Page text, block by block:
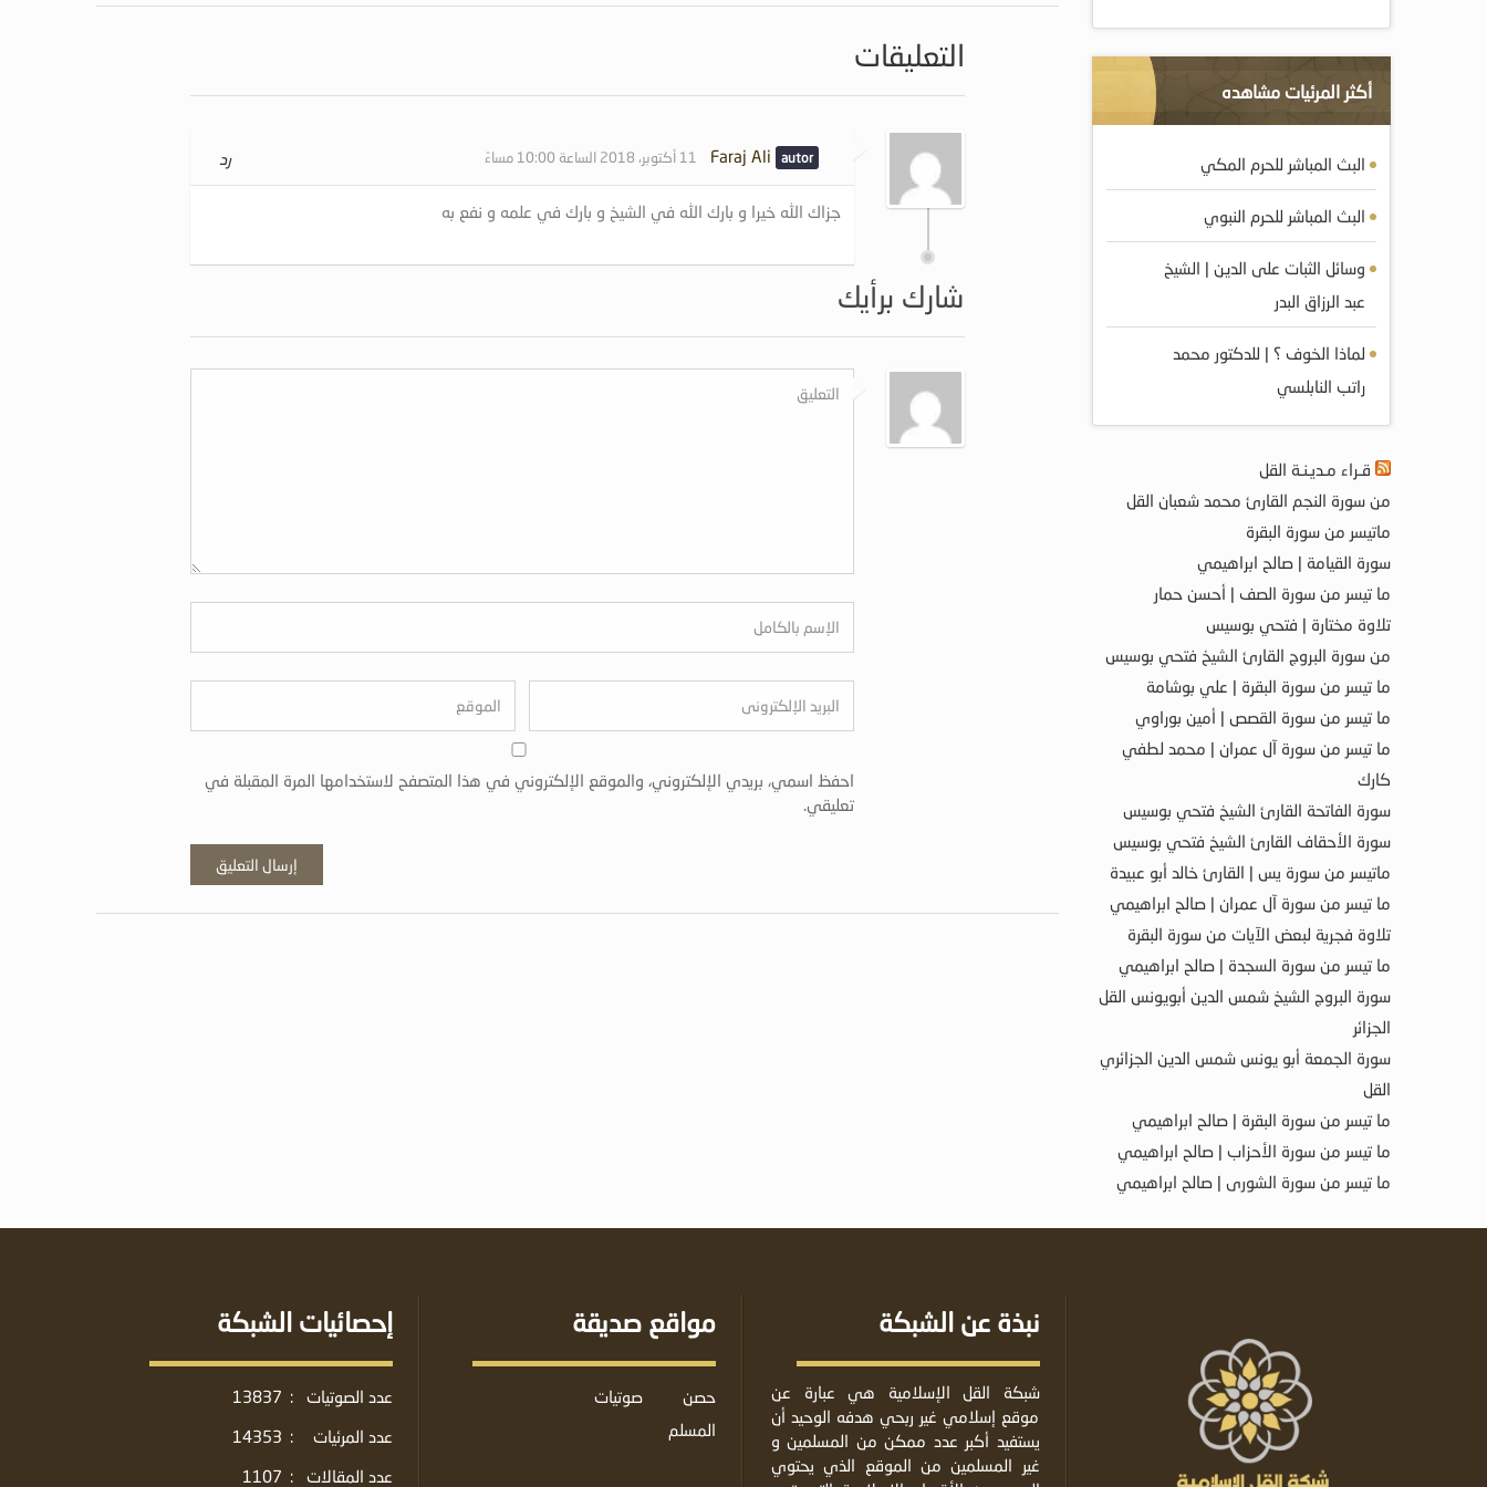
التعليقات
Faraj Ali 11 أكتوبر، 2018 الساعة 10:00 مساءً رد
جزاك الله خيرا و بارك الله في الشيخ و بارك في علمه و نفع به
شارك برأيك
احفظ اسمي، بريدي الإلكتروني، والموقع الإلكتروني في هذا المتصفح لاستخدامها المرة المقبلة في
تعليقي.
أكثر المرئيات مشاهده
البث المباشر للحرم المكي
البث المباشر للحرم النبوي
وسائل الثبات على الدين | الشيخ
عبد الرزاق البدر
لماذا الخوف ؟ | للدكتور محمد
راتب النابلسي
قـراء مـديـنـة القل
من سورة النجم القارئ محمد شعبان القل
ماتيسر من سورة البقرة
سورة القيامة | صالح ابراهيمي
ما تيسر من سورة الصف | أحسن حمار
تلاوة مختارة | فتحي بوسيس
من سورة البروج القارئ الشيخ فتحي بوسيس
ما تيسر من سورة البقرة | علي بوشامة
ما تيسر من سورة القصص | أمين بوراوي
ما تيسر من سورة آل عمران | محمد لطفي
كارك
سورة الفاتحة القارئ الشيخ فتحي بوسيس
سورة الأحقاف القارئ الشيخ فتحي بوسيس
ماتيسر من سورة يس | القارئ خالد أبو عبيدة
ما تيسر من سورة آل عمران | صالح ابراهيمي
تلاوة فجرية لبعض الآيات من سورة البقرة
ما تيسر من سورة السجدة | صالح ابراهيمي
سورة البروج الشيخ شمس الدين أبويونس القل
الجزائر
سورة الجمعة أبو يونس شمس الدين الجزائري
القل
ما تيسر من سورة البقرة | صالح ابراهيمي
ما تيسر من سورة الأحزاب | صالح ابراهيمي
ما تيسر من سورة الشورى | صالح ابراهيمي
نبذة عن الشبكة
شبكة القل الإسلامية هي عبارة عن
موقع إسلامي غير ربحي هدفه الوحيد أن
يستفيد أكبر عدد ممكن من المسلمين و
غير المسلمين من الموقع الذي يحتوي
مواقع صديقة
حصن
المسلم
صوتيات
إحصائيات الشبكة
عدد الصوتيات :
13837
عدد المرئيات
:
14353
عدد المقالات
:
1107